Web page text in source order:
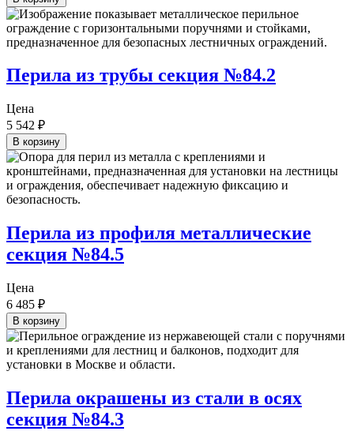
Перила из трубы секция №84.2
Цена
5 542 ₽
В корзину
Перила из профиля металлические
секция №84.5
Цена
6 485 ₽
В корзину
Перила окрашены из стали в осях
секция №84.3